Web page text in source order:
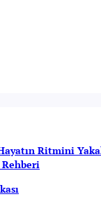
Ritmini
Rehberi